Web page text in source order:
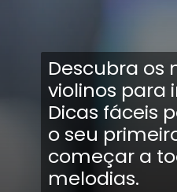
Descubra os
violinos para
Dicas fáceis
o seu
começar a
melodias.